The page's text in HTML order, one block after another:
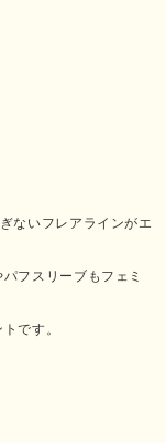
ないフレアラインがエ
フスリーブもフェミ
です。